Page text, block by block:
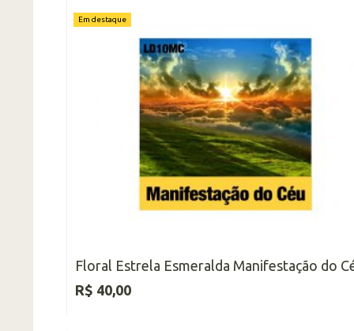
Em destaque
Floral Estrela Esmeralda Manifestação do
R$ 40,00